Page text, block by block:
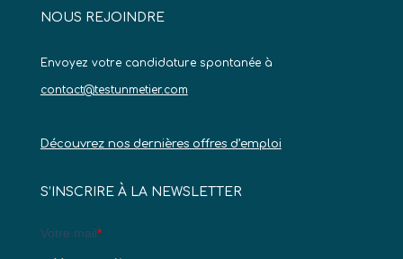
NOUS REJOINDRE
Envoyez votre candidature spontanée à
contact@testunmetier.com
Découvrez nos dernières offres d’emploi
S’INSCRIRE À LA NEWSLETTER